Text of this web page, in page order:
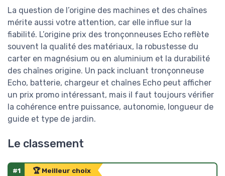
La question de l’origine des machines et des chaînes
mérite aussi votre attention, car elle influe sur la
fiabilité. L’origine prix des tronçonneuses Echo reflète
souvent la qualité des matériaux, la robustesse du
carter en magnésium ou en aluminium et la durabilité
des chaînes origine. Un pack incluant tronçonneuse
Echo, batterie, chargeur et chaînes Echo peut afficher
un prix promo intéressant, mais il faut toujours vérifier
la cohérence entre puissance, autonomie, longueur de
guide et type de jardin.
Le classement
#1 🏆 Meilleur choix